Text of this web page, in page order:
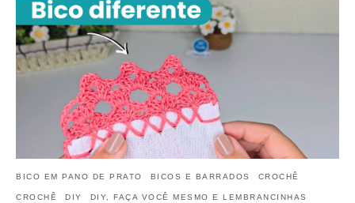
BICO EM PANO DE PRATO BICOS E BARRADOS CROCHÊ
CROCHÊ DIY DIY, FAÇA VOCÊ MESMO E LEMBRANCINHAS